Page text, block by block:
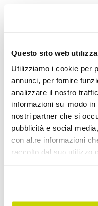
Questo sito web
Utilizziamo i cookie per
annunci, per fornire
analizzare il nostro
informazioni sul modo
nostri partner che si
pubblicità e social
con altre informazioni
raccolto dal suo utilizzo